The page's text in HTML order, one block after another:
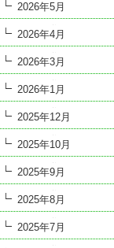
2026年5月
2026年4月
2026年3月
2026年1月
2025年12月
2025年10月
2025年9月
2025年8月
2025年7月